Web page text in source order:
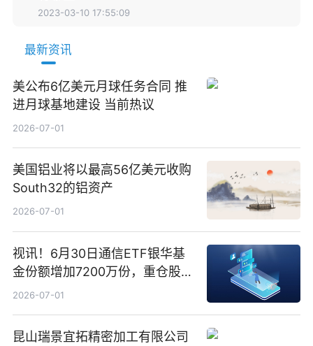
2023-03-10 17:55:09
最新资讯
美公布6亿美元月球任务合同 推
进月球基地建设 当前热议
2026-07-01
美国铝业将以最高56亿美元收购
South32的铝资产
2026-07-01
视讯！6月30日通信ETF银华基
金份额增加7200万份，重仓股新
易盛、中际旭创、立讯精密
2026-07-01
昆山瑞景宜拓精密加工有限公司